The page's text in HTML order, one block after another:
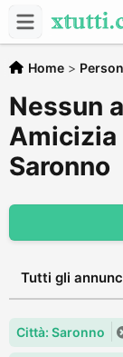
Home >
Nessun
Amicizia
Saronno
Tutti gli
Città: Saronno